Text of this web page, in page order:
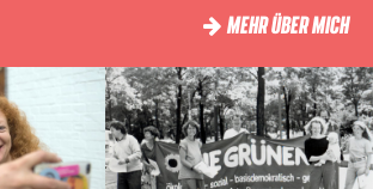
MEHR ÜBER MICH